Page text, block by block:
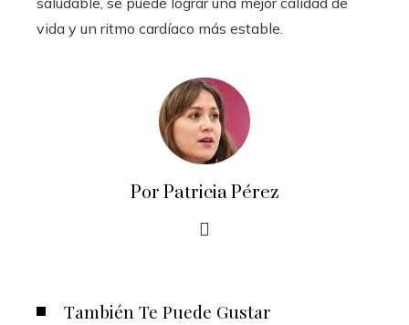
vida y un ritmo cardíaco más estable.
Por Patricia Pérez
También Te Puede Gustar